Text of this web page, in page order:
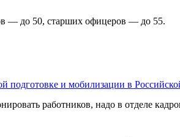
— до 50, старших офицеров — до 55.
подготовке и мобилизации в
работников, надо в отделе